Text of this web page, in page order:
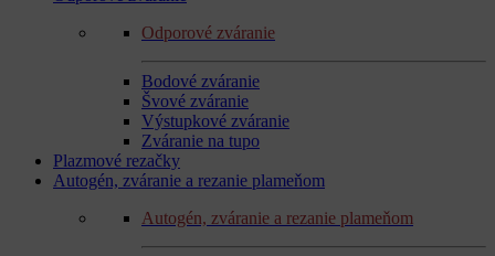
Odporové zváranie
Bodové zváranie
Švové zváranie
Výstupkové zváranie
Zváranie na tupo
Plazmové rezačky
Autogén, zváranie a rezanie plameňom
Autogén, zváranie a rezanie plameňom